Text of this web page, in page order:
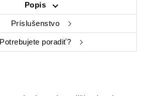
Popis
Príslušenstvo
Potrebujete poradiť?